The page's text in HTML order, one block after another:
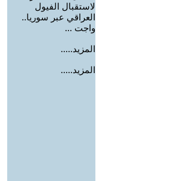
لاستقبال الفيول
العراقي عبر سوريا..
واجت ...
المزيد.....
المزيد.....